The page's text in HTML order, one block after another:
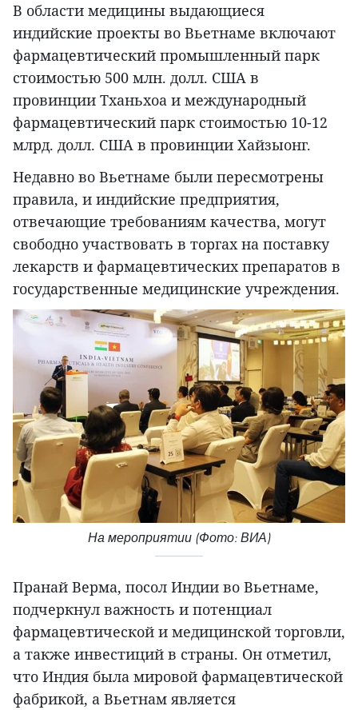
В области медицины выдающиеся
индийские проекты во Вьетнаме включают
фармацевтический промышленный парк
стоимостью 500 млн. долл. США в
провинции Тханьхоа и международный
фармацевтический парк стоимостью 10-12
млрд. долл. США в провинции Хайзыонг.
Недавно во Вьетнаме были пересмотрены
правила, и индийские предприятия,
отвечающие требованиям качества, могут
свободно участвовать в торгах на поставку
лекарств и фармацевтических препаратов в
государственные медицинские учреждения.
На мероприятии (Фото: ВИА)
Пранай Верма, посол Индии во Вьетнаме,
подчеркнул важность и потенциал
фармацевтической и медицинской торговли,
а также инвестиций в страны. Он отметил,
что Индия была мировой фармацевтической
фабрикой, а Вьетнам является